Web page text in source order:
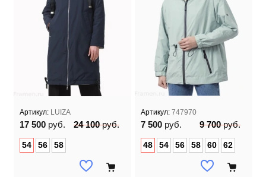
Артикул: LUIZA
17 500 руб. 24 100руб.
54 56 58
Артикул: 747970
7 500 руб. 9 700руб.
48 54 56 58 60 62